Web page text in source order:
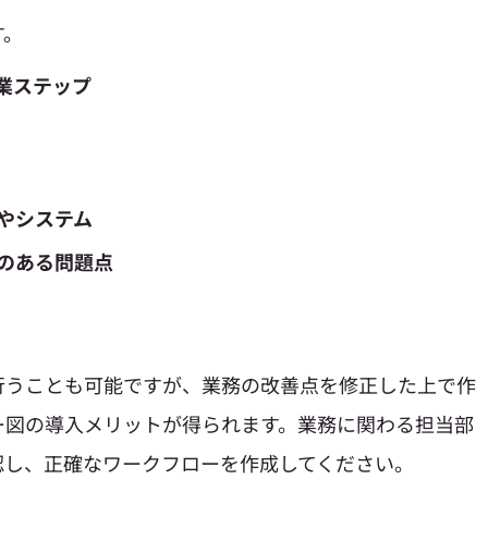
ステップ
システム
ある問題点
ことも可能ですが、業務の改善点を修正した上で作
の導入メリットが得られます。業務に関わる担当部
、正確なワークフローを作成してください。